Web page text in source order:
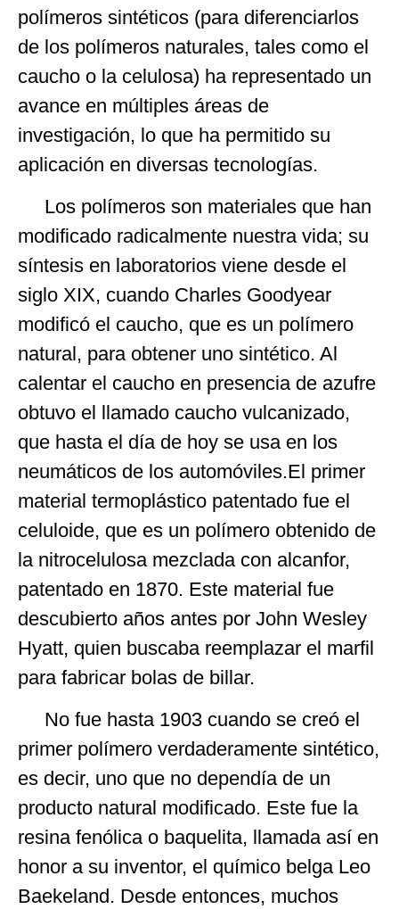
polímeros sintéticos (para diferenciarlos
de los polímeros naturales, tales como el
caucho o la celulosa) ha representado un
avance en múltiples áreas de
investigación, lo que ha permitido su
aplicación en diversas tecnologías.
Los polímeros son materiales que han
modificado radicalmente nuestra vida; su
síntesis en laboratorios viene desde el
siglo XIX, cuando Charles Goodyear
modificó el caucho, que es un polímero
natural, para obtener uno sintético. Al
calentar el caucho en presencia de azufre
obtuvo el llamado caucho vulcanizado,
que hasta el día de hoy se usa en los
neumáticos de los automóviles.El primer
material termoplástico patentado fue el
celuloide, que es un polímero obtenido de
la nitrocelulosa mezclada con alcanfor,
patentado en 1870. Este material fue
descubierto años antes por John Wesley
Hyatt, quien buscaba reemplazar el marfil
para fabricar bolas de billar.
No fue hasta 1903 cuando se creó el
primer polímero verdaderamente sintético,
es decir, uno que no dependía de un
producto natural modificado. Este fue la
resina fenólica o baquelita, llamada así en
honor a su inventor, el químico belga Leo
Baekeland. Desde entonces, muchos